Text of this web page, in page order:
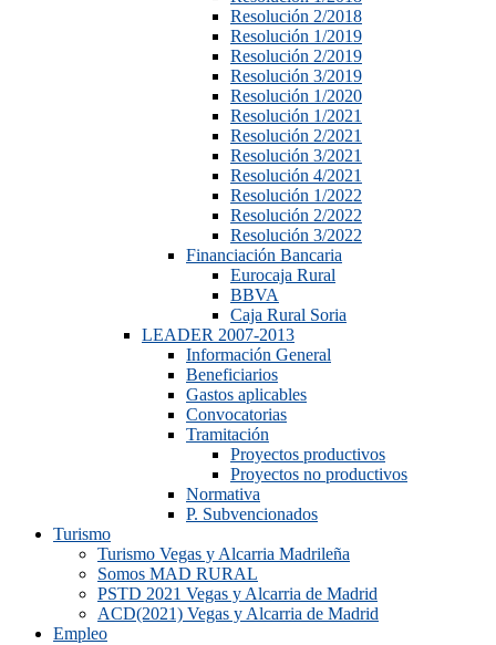
Resolución 2/2018
Resolución 1/2019
Resolución 2/2019
Resolución 3/2019
Resolución 1/2020
Resolución 1/2021
Resolución 2/2021
Resolución 3/2021
Resolución 4/2021
Resolución 1/2022
Resolución 2/2022
Resolución 3/2022
Financiación Bancaria
Eurocaja Rural
BBVA
Caja Rural Soria
LEADER 2007-2013
Información General
Beneficiarios
Gastos aplicables
Convocatorias
Tramitación
Proyectos productivos
Proyectos no productivos
Normativa
P. Subvencionados
Turismo
Turismo Vegas y Alcarria Madrileña
Somos MAD RURAL
PSTD 2021 Vegas y Alcarria de Madrid
ACD(2021) Vegas y Alcarria de Madrid
Empleo